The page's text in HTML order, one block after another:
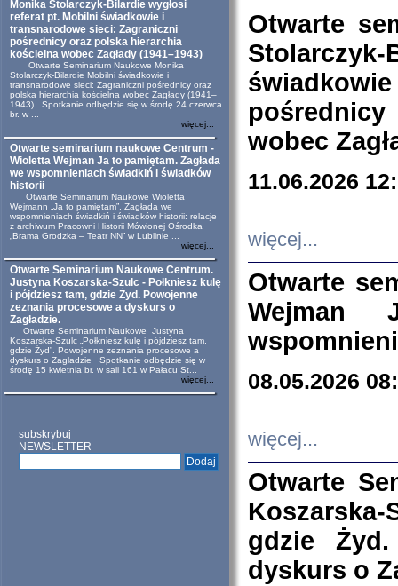
Monika Stolarczyk-Bilardie wygłosi
referat pt. Mobilni świadkowie i
transnarodowe sieci: Zagraniczni
pośrednicy oraz polska hierarchia
kościelna wobec Zagłady (1941–1943)
Otwarte Seminarium Naukowe Monika
Stolarczyk-Bilardie Mobilni świadkowie i
transnarodowe sieci: Zagraniczni pośrednicy oraz
polska hierarchia kościelna wobec Zagłady (1941–
1943) Spotkanie odbędzie się w środę 24 czerwca
br. w ...
więcej...
Otwarte seminarium naukowe Centrum -
Wioletta Wejman Ja to pamiętam. Zagłada
we wspomnieniach świadkiń i świadków
historii
Otwarte Seminarium Naukowe Wioletta
Wejmann „Ja to pamiętam”. Zagłada we
wspomnieniach świadkiń i świadków historii: relacje
z archiwum Pracowni Historii Mówionej Ośrodka
„Brama Grodzka – Teatr NN” w Lublinie ...
więcej...
Otwarte Seminarium Naukowe Centrum.
Justyna Koszarska-Szulc - Połkniesz kulę
i pójdziesz tam, gdzie Żyd. Powojenne
zeznania procesowe a dyskurs o
Zagładzie.
Otwarte Seminarium Naukowe Justyna
Koszarska-Szulc „Połkniesz kulę i pójdziesz tam,
gdzie Żyd”. Powojenne zeznania procesowe a
dyskurs o Zagładzie Spotkanie odbędzie się w
środę 15 kwietnia br. w sali 161 w Pałacu St...
więcej...
subskrybuj
NEWSLETTER
Otwarte
wobec
11.06.2026
więcej...
Otwarte
Wejman
08.05.2026
więcej...
Otwarte
Koszarska-
gdzie
dyskurs o